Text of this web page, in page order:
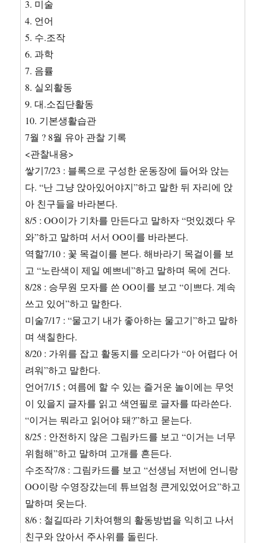
3. 미술
4. 언어
5. 수.조작
6. 과학
7. 음률
8. 실외활동
9. 대.소집단활동
10. 기본생활습관
7월 ? 8월 유아 관찰 기록
<관찰내용>
쌓기7/23 : 블록으로 구성한 운동장에 들어와 앉는
다. “난 그냥 앉아있어야지”하고 말한 뒤 자리에 앉
아 친구들을 바라본다.
8/5 : OO이가 기차를 만든다고 말하자 “멋있겠다 우
와”하고 말하며 서서 OO이를 바라본다.
역할7/10 : 꽃 목걸이를 본다. 해바라기 목걸이를 보
고 “노란색이 제일 예쁘네”하고 말하며 목에 건다.
8/28 : 승무원 모자를 쓴 OO이를 보고 “이쁘다. 계속
쓰고 있어”하고 말한다.
미술7/17 : “물고기 내가 좋아하는 물고기”하고 말하
며 색칠한다.
8/20 : 가위를 잡고 활동지를 오리다가 “아 어렵다 어
려워”하고 말한다.
언어7/15 ; 여름에 할 수 있는 즐거운 놀이에는 무엇
이 있을지 글자를 읽고 색연필로 글자를 따라쓴다.
“이거는 뭐라고 읽어야 돼?”하고 묻는다.
8/25 : 안전하지 않은 그림카드를 보고 “이거는 너무
위험해”하고 말하며 고개를 흔든다.
수조작7/8 : 그림카드를 보고 “선생님 저번에 언니랑
OO이랑 수영장갔는데 튜브엄청 큰게있었어요”하고
말하며 웃는다.
8/6 : 철길따라 기차여행의 활동방법을 익히고 나서
친구와 앉아서 주사위를 돌린다.